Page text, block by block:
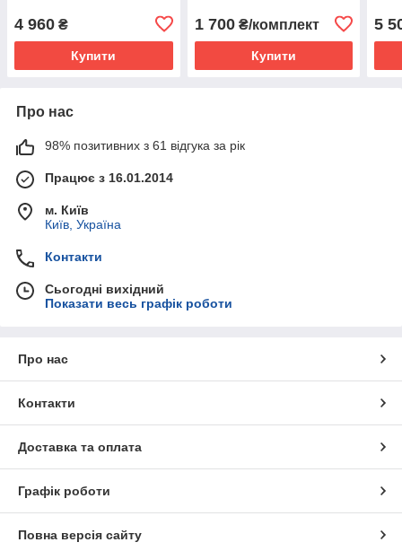
4 960 ₴
Купити
1 700₴/комплект
Купити
5
Про нас
98% позитивних з 61 відгука за рік
Працює з 16.01.2014
м. Київ
Київ, Україна
Контакти
Сьогодні вихідний
Показати весь графік роботи
Про нас
Контакти
Доставка та оплата
Графік роботи
Повна версія сайту